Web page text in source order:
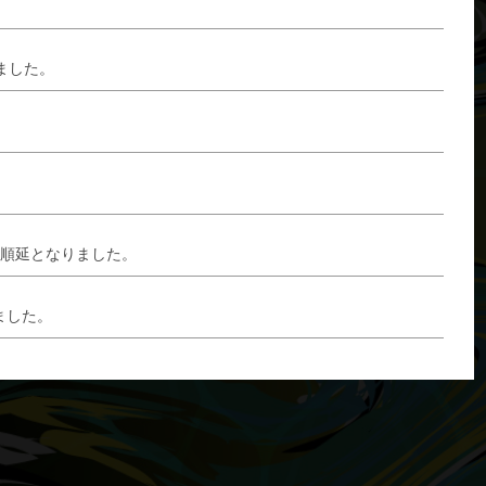
た。
延となりました。
た。